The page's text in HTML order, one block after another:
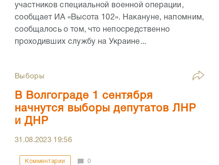
участников специальной военной операции,
сообщает ИА «Высота 102». Накануне, напомним,
сообщалось о том, что непосредственно
проходивших службу на Украине...
Выборы
В Волгограде 1 сентября
начнутся выборы депутатов ЛНР
и ДНР
31.08.2023 19:56
Комментарии 0